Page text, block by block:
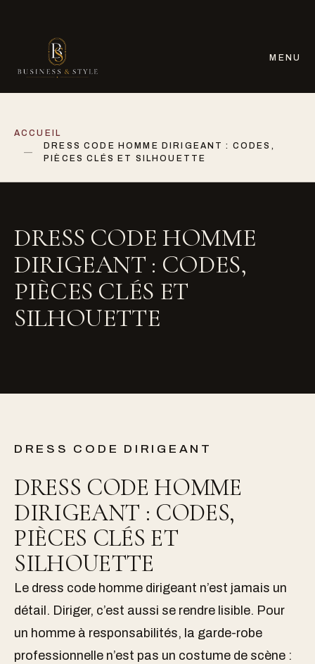
MENU
ACCUEIL
DRESS CODE HOMME DIRIGEANT : CODES,
PIÈCES CLÉS ET SILHOUETTE
DRESS CODE HOMME
DIRIGEANT : CODES,
PIÈCES CLÉS ET
SILHOUETTE
DRESS CODE DIRIGEANT
DRESS CODE HOMME
DIRIGEANT : CODES,
PIÈCES CLÉS ET
SILHOUETTE
Le dress code homme dirigeant n’est jamais un
détail. Diriger, c’est aussi se rendre lisible. Pour
un homme à responsabilités, la garde-robe
professionnelle n’est pas un costume de scène :